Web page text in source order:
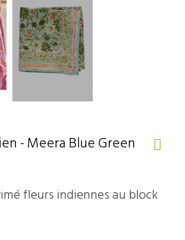
- Meera Blue Green
fleurs indiennes au block